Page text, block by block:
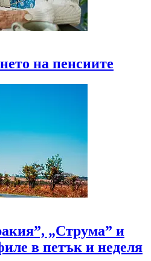
на пенсиите
„Струма” и
в петък и неделя